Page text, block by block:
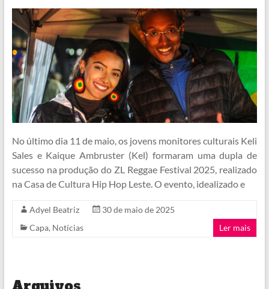
No último dia 11 de maio, os jovens monitores culturais Keli
Sales e Kaique Ambruster (Kel) formaram uma dupla de
sucesso na produção do ZL Reggae Festival 2025, realizado
na Casa de Cultura Hip Hop Leste. O evento, idealizado e
Adyel Beatriz
30 de maio de 2025
Capa, Notícias Ler mais